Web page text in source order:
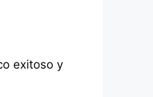
exitoso y